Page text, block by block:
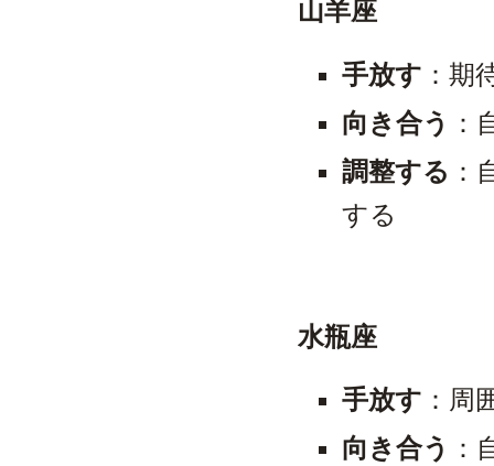
山羊座
手放す ：期
向き合う ：
調整する ：
する
水瓶座
手放す ：周
向き合う ：